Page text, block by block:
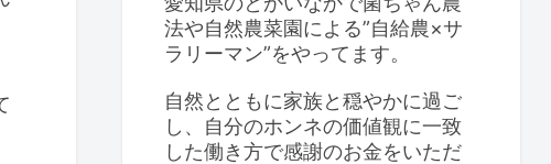
法や自然農菜園による”自給農×サ
ラリーマン”をやってます。
自然とともに家族と穏やかに過ご
し、自分のホンネの価値観に一致
した働き方で感謝のお金をいただ